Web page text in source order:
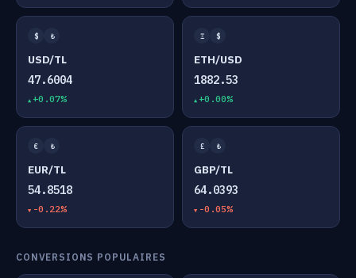
$ ₺
USD/TL
47.6004
+0.07%
Ξ $
ETH/USD
1882.53
+0.00%
€ ₺
EUR/TL
54.8518
-0.22%
£ ₺
GBP/TL
64.0393
-0.05%
CONVERSIONS POPULAIRES